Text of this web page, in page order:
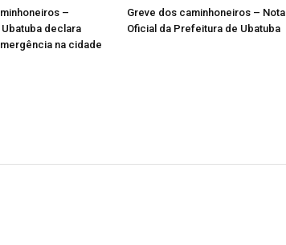
–
declara
na cidade
Greve dos caminhoneiros – Nota
Oficial da Prefeitura de Ubatuba